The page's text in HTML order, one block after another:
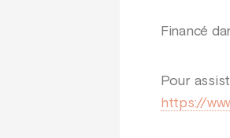
Financé
Pour
https://